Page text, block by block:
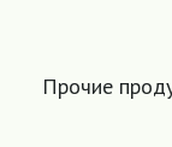
Прочие